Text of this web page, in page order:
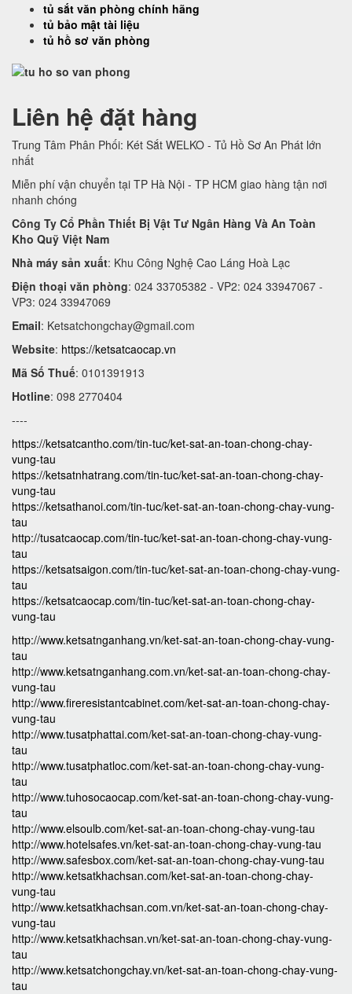
tủ sắt văn phòng chính hãng
tủ bảo mật tài liệu
tủ hồ sơ văn phòng
Liên hệ đặt hàng
Trung Tâm Phân Phối: Két Sắt WELKO - Tủ Hồ Sơ An Phát lớn
nhất
Miễn phí vận chuyển tại TP Hà Nội - TP HCM giao hàng tận nơi
nhanh chóng
Công Ty Cổ Phần Thiết Bị Vật Tư Ngân Hàng Và An Toàn
Kho Quỹ Việt Nam
Nhà máy sản xuất: Khu Công Nghệ Cao Láng Hoà Lạc
Điện thoại văn phòng: 024 33705382 - VP2: 024 33947067 -
VP3: 024 33947069
Email: Ketsatchongchay@gmail.com
Website: https://ketsatcaocap.vn
Mã Số Thuế: 0101391913
Hotline: 098 2770404
----
https://ketsatcantho.com/tin-tuc/ket-sat-an-toan-chong-chay-
vung-tau
https://ketsatnhatrang.com/tin-tuc/ket-sat-an-toan-chong-chay-
vung-tau
https://ketsathanoi.com/tin-tuc/ket-sat-an-toan-chong-chay-vung-
tau
http://tusatcaocap.com/tin-tuc/ket-sat-an-toan-chong-chay-vung-
tau
https://ketsatsaigon.com/tin-tuc/ket-sat-an-toan-chong-chay-vung-
tau
https://ketsatcaocap.com/tin-tuc/ket-sat-an-toan-chong-chay-
vung-tau
http://www.ketsatnganhang.vn/ket-sat-an-toan-chong-chay-vung-
tau
http://www.ketsatnganhang.com.vn/ket-sat-an-toan-chong-chay-
vung-tau
http://www.fireresistantcabinet.com/ket-sat-an-toan-chong-chay-
vung-tau
http://www.tusatphattai.com/ket-sat-an-toan-chong-chay-vung-
tau
http://www.tusatphatloc.com/ket-sat-an-toan-chong-chay-vung-
tau
http://www.tuhosocaocap.com/ket-sat-an-toan-chong-chay-vung-
tau
http://www.elsoulb.com/ket-sat-an-toan-chong-chay-vung-tau
http://www.hotelsafes.vn/ket-sat-an-toan-chong-chay-vung-tau
http://www.safesbox.com/ket-sat-an-toan-chong-chay-vung-tau
http://www.ketsatkhachsan.com/ket-sat-an-toan-chong-chay-
vung-tau
http://www.ketsatkhachsan.com.vn/ket-sat-an-toan-chong-chay-
vung-tau
http://www.ketsatkhachsan.vn/ket-sat-an-toan-chong-chay-vung-
tau
http://www.ketsatchongchay.vn/ket-sat-an-toan-chong-chay-vung-
tau